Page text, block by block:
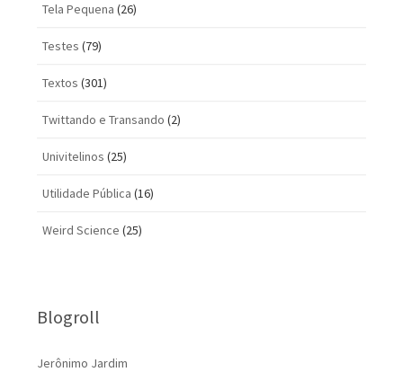
Tela Pequena (26)
Testes (79)
Textos (301)
Twittando e Transando (2)
Univitelinos (25)
Utilidade Pública (16)
Weird Science (25)
Blogroll
Jerônimo Jardim